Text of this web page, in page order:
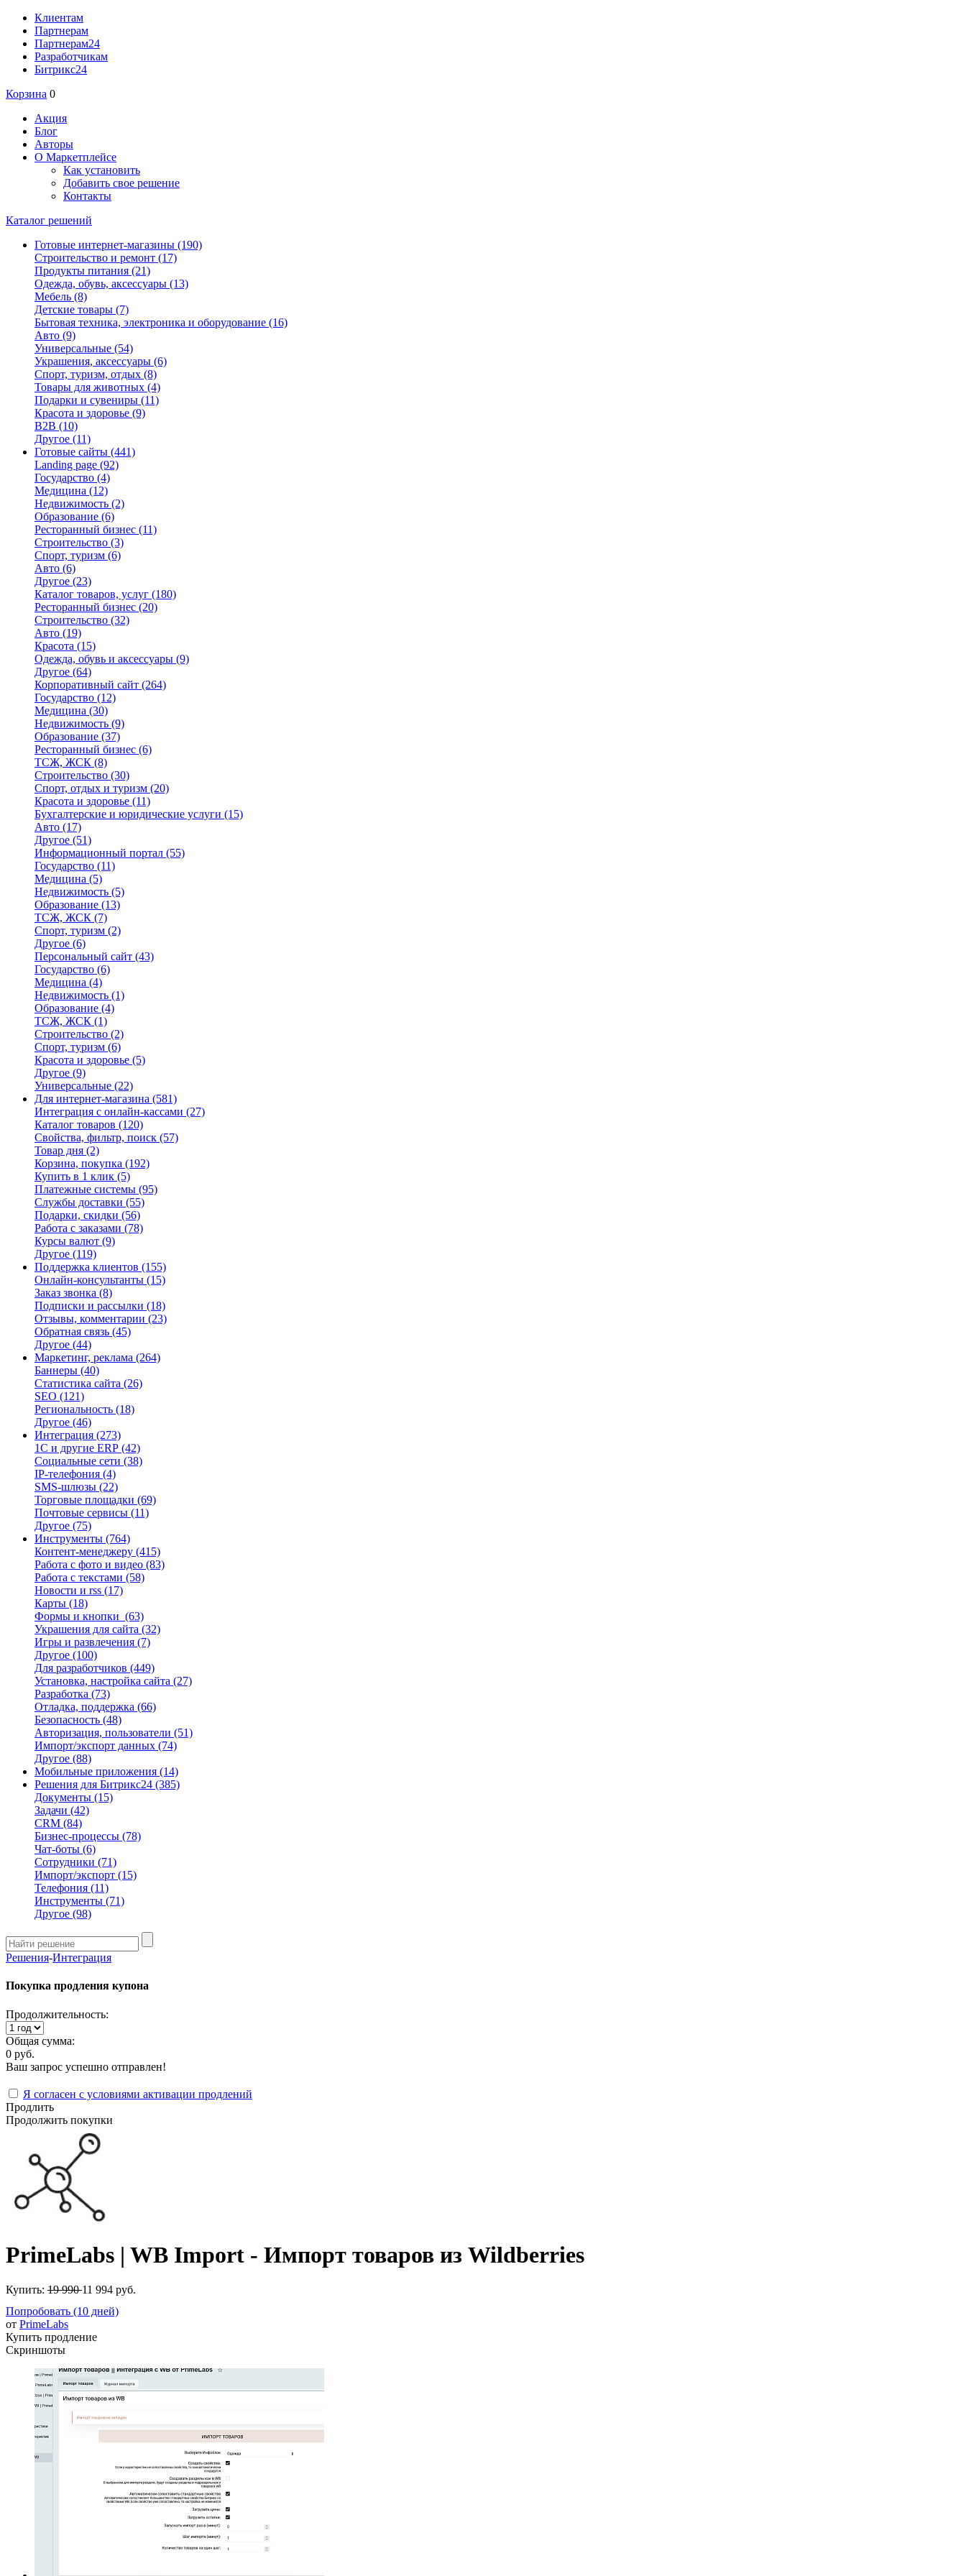
Клиентам
Партнерам
Партнерам24
Разработчикам
Битрикс24
Корзина 0
Акция
Блог
Авторы
О Маркетплейсе
Как установить
Добавить свое решение
Контакты
Каталог решений
Готовые интернет-магазины (190)
Строительство и ремонт (17)
Продукты питания (21)
Одежда, обувь, аксессуары (13)
Мебель (8)
Детские товары (7)
Бытовая техника, электроника и оборудование (16)
Авто (9)
Универсальные (54)
Украшения, аксессуары (6)
Спорт, туризм, отдых (8)
Товары для животных (4)
Подарки и сувениры (11)
Красота и здоровье (9)
B2B (10)
Другое (11)
Готовые сайты (441)
Landing page (92)
Государство (4)
Медицина (12)
Недвижимость (2)
Образование (6)
Ресторанный бизнес (11)
Строительство (3)
Спорт, туризм (6)
Авто (6)
Другое (23)
Каталог товаров, услуг (180)
Ресторанный бизнес (20)
Строительство (32)
Авто (19)
Красота (15)
Одежда, обувь и аксессуары (9)
Другое (64)
Корпоративный сайт (264)
Государство (12)
Медицина (30)
Недвижимость (9)
Образование (37)
Ресторанный бизнес (6)
ТСЖ, ЖСК (8)
Строительство (30)
Спорт, отдых и туризм (20)
Красота и здоровье (11)
Бухгалтерские и юридические услуги (15)
Авто (17)
Другое (51)
Информационный портал (55)
Государство (11)
Медицина (5)
Недвижимость (5)
Образование (13)
ТСЖ, ЖСК (7)
Спорт, туризм (2)
Другое (6)
Персональный сайт (43)
Государство (6)
Медицина (4)
Недвижимость (1)
Образование (4)
ТСЖ, ЖСК (1)
Строительство (2)
Спорт, туризм (6)
Красота и здоровье (5)
Другое (9)
Универсальные (22)
Для интернет-магазина (581)
Интеграция с онлайн-кассами (27)
Каталог товаров (120)
Свойства, фильтр, поиск (57)
Товар дня (2)
Корзина, покупка (192)
Купить в 1 клик (5)
Платежные системы (95)
Службы доставки (55)
Подарки, скидки (56)
Работа с заказами (78)
Курсы валют (9)
Другое (119)
Поддержка клиентов (155)
Онлайн-консультанты (15)
Заказ звонка (8)
Подписки и рассылки (18)
Отзывы, комментарии (23)
Обратная связь (45)
Другое (44)
Маркетинг, реклама (264)
Баннеры (40)
Статистика сайта (26)
SEO (121)
Региональность (18)
Другое (46)
Интеграция (273)
1С и другие ERP (42)
Социальные сети (38)
IP-телефония (4)
SMS-шлюзы (22)
Торговые площадки (69)
Почтовые сервисы (11)
Другое (75)
Инструменты (764)
Контент-менеджеру (415)
Работа с фото и видео (83)
Работа с текстами (58)
Новости и rss (17)
Карты (18)
Формы и кнопки (63)
Украшения для сайта (32)
Игры и развлечения (7)
Другое (100)
Для разработчиков (449)
Установка, настройка сайта (27)
Разработка (73)
Отладка, поддержка (66)
Безопасность (48)
Авторизация, пользователи (51)
Импорт/экспорт данных (74)
Другое (88)
Мобильные приложения (14)
Решения для Битрикс24 (385)
Документы (15)
Задачи (42)
CRM (84)
Бизнес-процессы (78)
Чат-боты (6)
Сотрудники (71)
Импорт/экспорт (15)
Телефония (11)
Инструменты (71)
Другое (98)
Решения-Интеграция
Покупка продления купона
Продолжительность:
Общая сумма:
0 руб.
Ваш запрос успешно отправлен!
Я согласен с условиями активации продлений
Продлить
Продолжить покупки
PrimeLabs | WB Import - Импорт товаров из Wildberries
Купить: 19 99011 994 руб.
Попробовать (10 дней)
от PrimeLabs
Купить продление
Скриншоты